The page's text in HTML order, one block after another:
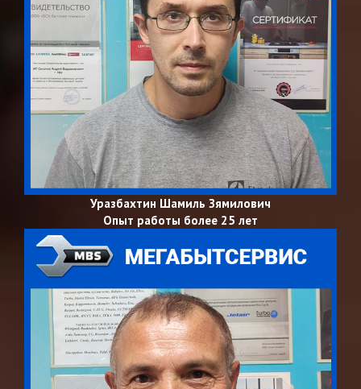
Уразбахтин Шамиль Зямилович
Опыт работы более 25 лет